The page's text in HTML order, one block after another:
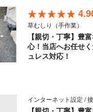
草むしり（手作業）
【親切・丁寧】豊
心！当店へお任せ
ュレス対応！
インターネット設定 /